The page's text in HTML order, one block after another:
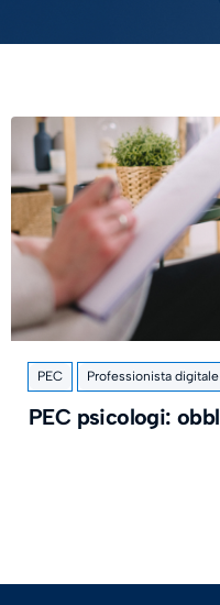
PEC Professionista digitale
PEC psicologi: